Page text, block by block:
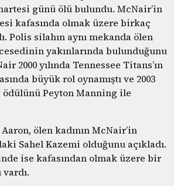
günü ölü bulundu. McNair’in
kafasında olmak üzere birkaç
Polis silahın aynı mekanda ölen
yakınlarında bulunduğunu
2000 yılında Tennessee Titans’ın
büyük rol oynamıştı ve 2003
ödülünü Peyton Manning ile
ölen kadının McNair’in
Sahel Kazemi olduğunu açıkladı.
ise kafasından olmak üzere bir